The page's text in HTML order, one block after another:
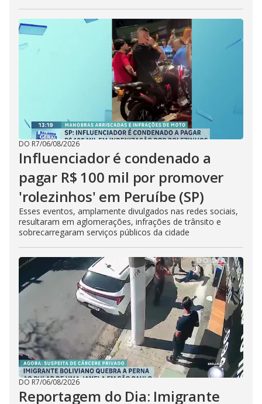
DO R7/06/08/2026
Influenciador é condenado a
pagar R$ 100 mil por promover
'rolezinhos' em Peruíbe (SP)
Esses eventos, amplamente divulgados nas redes sociais,
resultaram em aglomerações, infrações de trânsito e
sobrecarregaram serviços públicos da cidade
DO R7/06/08/2026
Reportagem do Dia: Imigrante